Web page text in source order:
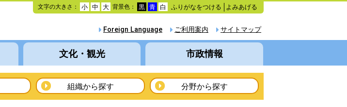
本
文
動
文字の大きさ： 小 中 大 背景色： 黒 青 白 ふりがなをつける よみあげる
サイトマップ
ご利用案内
Foreign Language
文化・観光 市政情報
組織から探す 分野から探す